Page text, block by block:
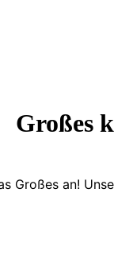
Großes
Großes an!